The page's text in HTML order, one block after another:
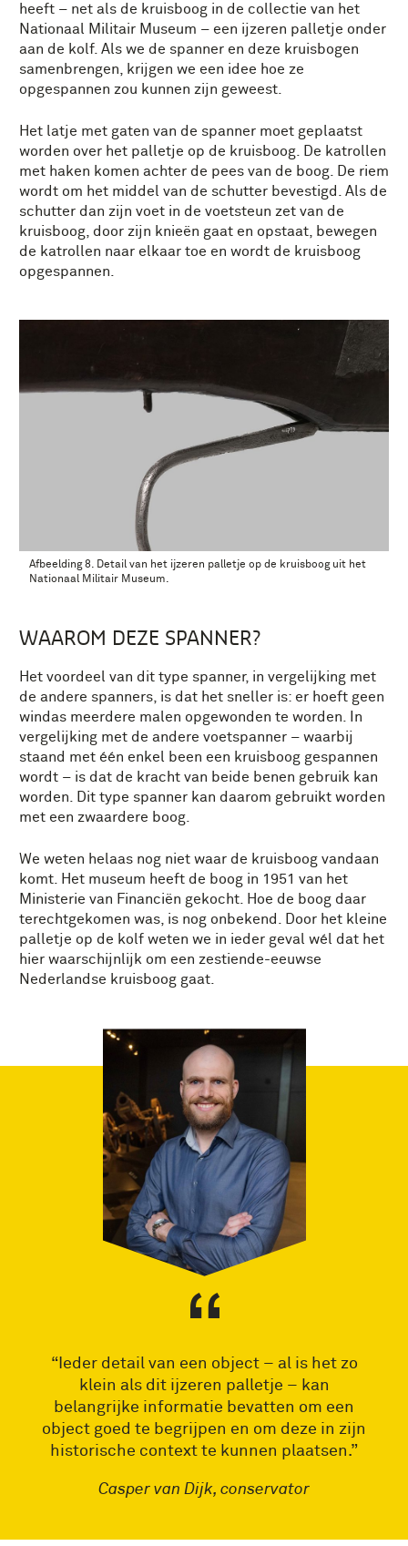
heeft – net als de kruisboog in de collectie van het
Nationaal Militair Museum – een ijzeren palletje onder
aan de kolf. Als we de spanner en deze kruisbogen
samenbrengen, krijgen we een idee hoe ze
opgespannen zou kunnen zijn geweest.
Het latje met gaten van de spanner moet geplaatst
worden over het palletje op de kruisboog. De katrollen
met haken komen achter de pees van de boog. De riem
wordt om het middel van de schutter bevestigd. Als de
schutter dan zijn voet in de voetsteun zet van de
kruisboog, door zijn knieën gaat en opstaat, bewegen
de katrollen naar elkaar toe en wordt de kruisboog
opgespannen.
Afbeelding 8. Detail van het ijzeren palletje op de kruisboog uit het
Nationaal Militair Museum.
WAAROM DEZE SPANNER?
Het voordeel van dit type spanner, in vergelijking met
de andere spanners, is dat het sneller is: er hoeft geen
windas meerdere malen opgewonden te worden. In
vergelijking met de andere voetspanner – waarbij
staand met één enkel been een kruisboog gespannen
wordt – is dat de kracht van beide benen gebruik kan
worden. Dit type spanner kan daarom gebruikt worden
met een zwaardere boog.
We weten helaas nog niet waar de kruisboog vandaan
komt. Het museum heeft de boog in 1951 van het
Ministerie van Financiën gekocht. Hoe de boog daar
terechtgekomen was, is nog onbekend. Door het kleine
palletje op de kolf weten we in ieder geval wél dat het
hier waarschijnlijk om een zestiende-eeuwse
Nederlandse kruisboog gaat.
“Ieder detail van een object – al is het zo
klein als dit ijzeren palletje – kan
belangrijke informatie bevatten om een
object goed te begrijpen en om deze in zijn
historische context te kunnen plaatsen.”
Casper van Dijk, conservator